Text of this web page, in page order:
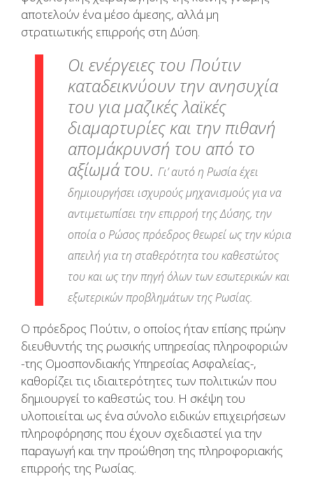
αποτελούν ένα μέσο άμεσης, αλλά μη
στρατιωτικής επιρροής στη Δύση.
Οι ενέργειες του Πούτιν
καταδεικνύουν την ανησυχία
του για μαζικές λαϊκές
διαμαρτυρίες και την πιθανή
απομάκρυνσή του από το
αξίωμά του. Γι’ αυτό η Ρωσία έχει
δημιουργήσει ισχυρούς μηχανισμούς για να
αντιμετωπίσει την επιρροή της Δύσης, την
οποία ο Ρώσος πρόεδρος θεωρεί ως την κύρια
απειλή για τη σταθερότητα του καθεστώτος
του και ως την πηγή όλων των εσωτερικών και
εξωτερικών προβλημάτων της Ρωσίας.
Ο πρόεδρος Πούτιν, ο οποίος ήταν επίσης πρώην
διευθυντής της ρωσικής υπηρεσίας πληροφοριών
-της Ομοσπονδιακής Υπηρεσίας Ασφαλείας-,
καθορίζει τις ιδιαιτερότητες των πολιτικών που
δημιουργεί το καθεστώς του. Η σκέψη του
υλοποιείται ως ένα σύνολο ειδικών επιχειρήσεων
πληροφόρησης που έχουν σχεδιαστεί για την
παραγωγή και την προώθηση της πληροφοριακής
επιρροής της Ρωσίας.